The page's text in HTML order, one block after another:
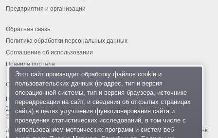
Предприятия и организации
Обратная связь
Политика обработки персональных данных
Соглашение об использовании
Правила портала
На информационном ресурсе применяются рекомендательные
технологии
© 2013-2026 «ОИНФО»,
сделано в Одинцово
Для читателей: В России признаны экстремистскими и запрещены организации ФБК
Этот сайт производит обработку файлов cookieи
пользовательских данных (ip-адрес, тип и версия
операционной системы, тип и версия браузера, источнике
переадресации на сайт, и сведения об открытых страницах
сайта) в целях улучшения функционирования сайта и
проведения статистических исследований, в том числе с
использованием метрических программ и систем веб-